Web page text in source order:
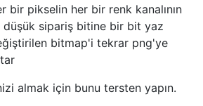
bir pikselin her bir renk kanalının
düşük sipariş bitine bir bit yaz
bitmap'i tekrar png'ye
almak için bunu tersten yapın.